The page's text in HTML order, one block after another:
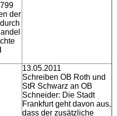
der
13.05.2011
Schreiben OB Roth und
StR Schwarz an OB
Schneider: Die Stadt
Frankfurt geht davon aus,
dass der zusätzliche